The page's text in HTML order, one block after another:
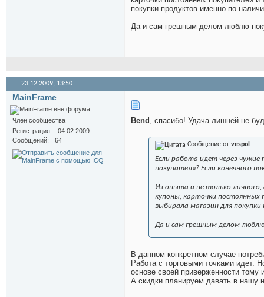
покупки продуктов именно по
Да и сам грешным делом люблю
23.12.2009, 13:50
MainFrame
Член сообщества
Регистрация
04.02.2009
Сообщений
64
Bend , спасибо! Удача лишней не
Сообщение от vespol
Если работа идет через
покупателя? Если конечного
Из опыта и не только личного,
купоны, карточки постоянных
выбирала магазин для
Да и сам грешным делом
В данном конкретном случае
Работа с торговыми точками идет.
основе своей приверженности тому
А скидки планируем давать в нашу